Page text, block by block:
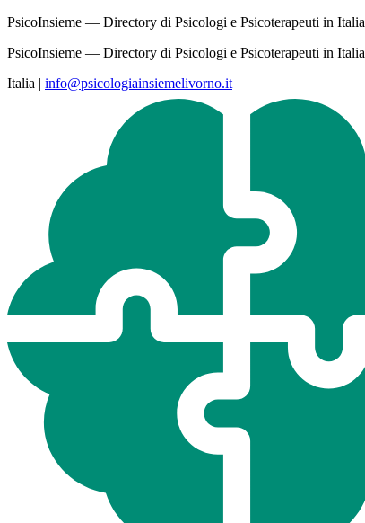
PsicoInsieme — Directory di Psicologi e Psicoterapeuti in Italia
PsicoInsieme — Directory di Psicologi e Psicoterapeuti in Italia
Italia | info@psicologiainsiemelivorno.it